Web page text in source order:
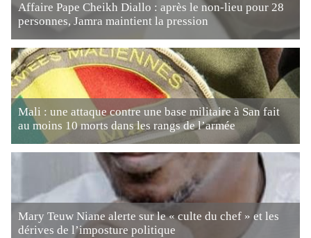
Affaire Pape Cheikh Diallo : après le non-lieu pour 28
personnes, Jamra maintient la pression
Mali : une attaque contre une base militaire à San fait
au moins 10 morts dans les rangs de l’armée
Mary Teuw Niane alerte sur le « culte du chef » et les
dérives de l’imposture politique